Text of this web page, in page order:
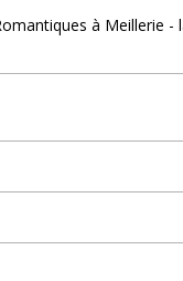
à Meillerie -